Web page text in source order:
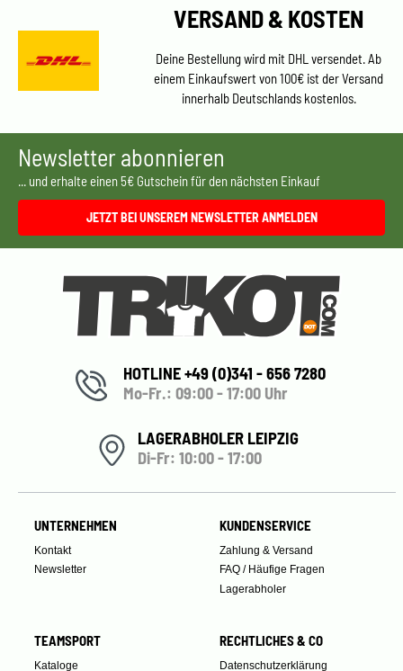
VERSAND & KOSTEN
Deine Bestellung wird mit DHL versendet. Ab
einem Einkaufswert von 100€ ist der Versand
innerhalb Deutschlands kostenlos.
Newsletter abonnieren
... und erhalte einen 5€ Gutschein für den nächsten Einkauf
JETZT BEI UNSEREM NEWSLETTER ANMELDEN
HOTLINE +49 (0)341 - 656 7280
Mo-Fr.: 09:00 - 17:00 Uhr
LAGERABHOLER LEIPZIG
Di-Fr: 10:00 - 17:00
UNTERNEHMEN
Kontakt
Newsletter
KUNDENSERVICE
Zahlung & Versand
FAQ / Häufige Fragen
Lagerabholer
TEAMSPORT
Kataloge
RECHTLICHES & CO
Datenschutzerklärung